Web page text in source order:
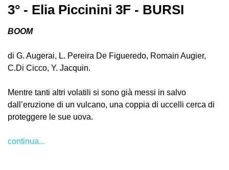
3° - Elia Piccinini 3F - BURSI
BOOM
di G. Augerai, L. Pereira De Figueredo, Romain Augier,
C.Di Cicco, Y. Jacquin.
Mentre tanti altri volatili si sono già messi in salvo
dall’eruzione di un vulcano, una coppia di uccelli cerca di
proteggere le sue uova.
continua...